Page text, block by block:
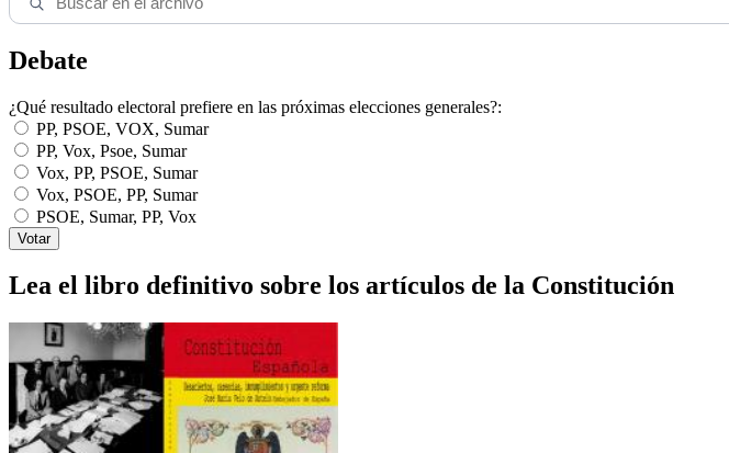
Debate
¿Qué resultado electoral prefiere en las próximas elecciones generales?:
PP, PSOE, VOX, Sumar
PP, Vox, Psoe, Sumar
Vox, PP, PSOE, Sumar
Vox, PSOE, PP, Sumar
PSOE, Sumar, PP, Vox
Lea el libro definitivo sobre los artículos de la Constitución